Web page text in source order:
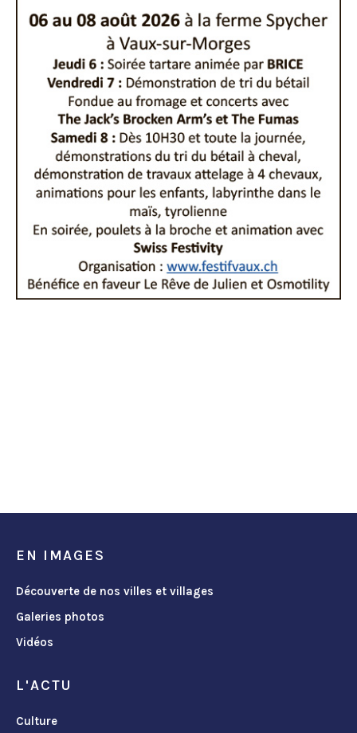
EN IMAGES
Découverte de nos villes et villages
Galeries photos
Vidéos
L'ACTU
Culture